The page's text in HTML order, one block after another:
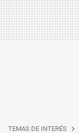
TEMAS DE INTERÉS